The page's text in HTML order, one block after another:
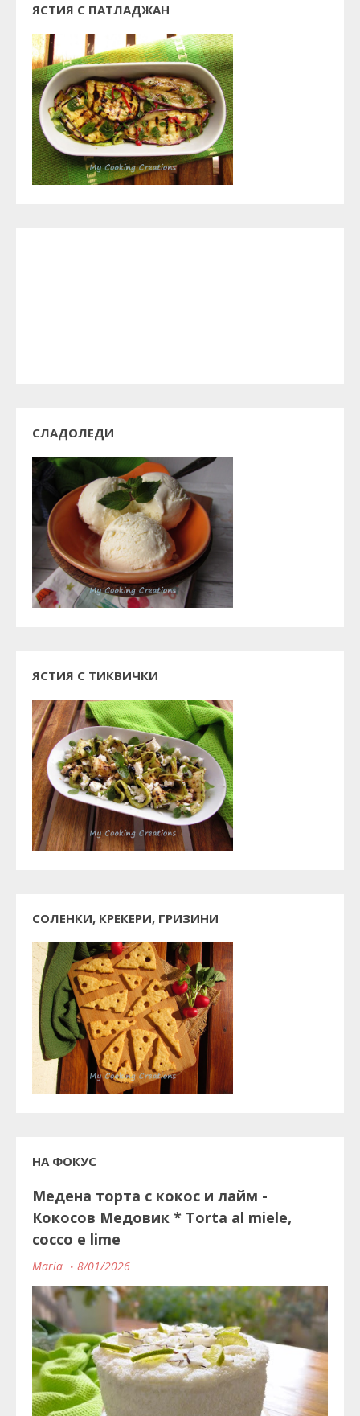
ЯСТИЯ С ПАТЛАДЖАН
СЛАДОЛЕДИ
ЯСТИЯ С ТИКВИЧКИ
СОЛЕНКИ, КРЕКЕРИ, ГРИЗИНИ
НА ФОКУС
Медена торта с кокос и лайм -
Кокосов Медовик * Torta al miele,
cocco e lime
Maria 8/01/2026